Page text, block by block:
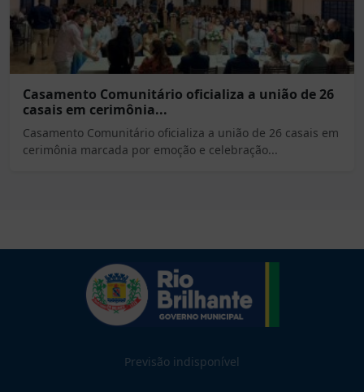
Casamento Comunitário oficializa a união de 26
casais em cerimônia...
Casamento Comunitário oficializa a união de 26 casais em
cerimônia marcada por emoção e celebração...
Previsão indisponível